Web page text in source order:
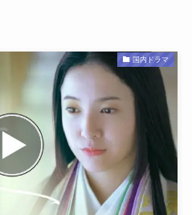
国内ドラマ